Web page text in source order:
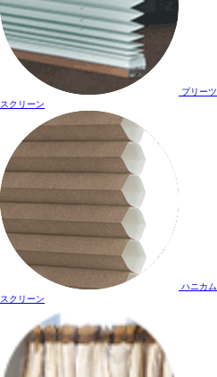
プリーツ
スクリーン
ハニカム
スクリーン